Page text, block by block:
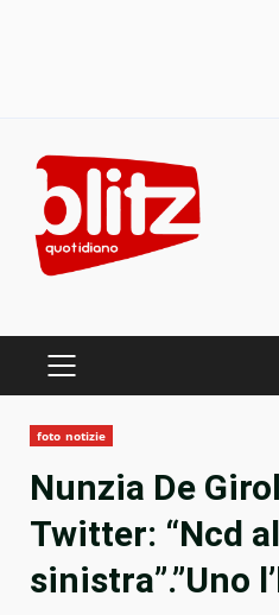
content
PRIMARY
foto notizie
Nunzia De
Twitter: “Ncd
sinistra”.”Uno